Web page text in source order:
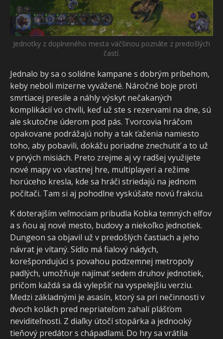
Jednotky z doplneného mesta väčšinou poznáte z predošlých
častí.
Jednalo by sa o solídne kampane s dobrým príbehom,
keby neboli mizerne vyvážené. Náročné boje proti
smrtiacej presile a náhly výskyt nečakaných
komplikácií vo chvíli, keď už ste s rezervami na dne, sú
ale skutočne úderom pod pás. Tvorcovia hráčom
opakovane podrážajú nohy a tak ťaženia namiesto
toho, aby pobavili, dokážu poriadne znechutiť a to už
v prvých misiách. Preto zrejme aj vy radšej využijete
nové mapy vo vlastnej hre, multiplayeri a režime
horúceho kresla, kde sa hráči striedajú na jednom
počítači. Tam si aj pohodlne vyskúšate novú frakciu.
K doterajším veľmociam pribudla Kobka temných elfov
a s ňou aj nové mesto, budovy a niekoľko jednotiek.
Dungeon sa objavil už v predošlých častiach a jeho
návrat je vítaný. Sídlo má fialový nádych,
korešpondujúci s povahou podzemnej metropoly
padlých, umožňuje najímať sedem druhov jednotiek,
pričom každá sa dá vylepšiť na vyspelejšiu verziu.
Medzi základnými je asasín, ktorý sa pri nečinnosti v
dvoch kolách pred nepriateľom zahalí plášťom
neviditeľnosti. Z diaľky útočí stopárka a jednooký
tieňový predátor s chápadlami. Do hry sa vrátila